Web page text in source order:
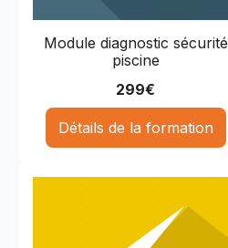
Module diagnostic sécurité
piscine
299€
Détails de la formation